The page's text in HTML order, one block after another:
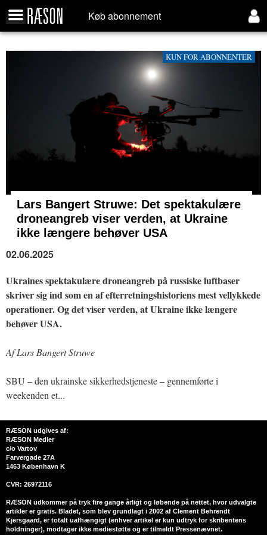
Køb abonnement
KUN FOR ABONNENTER
Lars Bangert Struwe: Det spektakulære
droneangreb viser verden, at Ukraine
ikke længere behøver USA
02.06.2025
Ukraines spektakulære droneangreb på russiske luftbaser
skriver sig ind som en af efterretningshistoriens mest vellykkede
operationer. Og det viser verden, at Ukraine ikke længere
behøver USA.
Af Lars Bangert Struwe
SBU – den ukrainske sikkerhedstjeneste – gennemførte i
weekenden et...
RÆSON udgives af:
RÆSON Medier
c/o Vartov
Farvergade 27A
1463 København K
CVR: 26972116
RÆSON udkommer på tryk fire gange årligt og løbende på nettet, hvor udvalgte
artikler er gratis. Bladet, som blev grundlagt i 2002 af Clement Behrendt
Kjersgaard, er totalt uafhængigt (enhver artikel er kun udtryk for skribentens
holdninger), modtager ikke mediestøtte og er tilmeldt Pressenævnet.